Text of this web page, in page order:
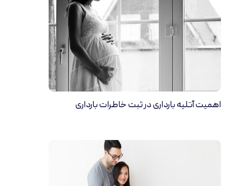
اهمیت آتلیه بارداری در ثبت خاطرات بارداری